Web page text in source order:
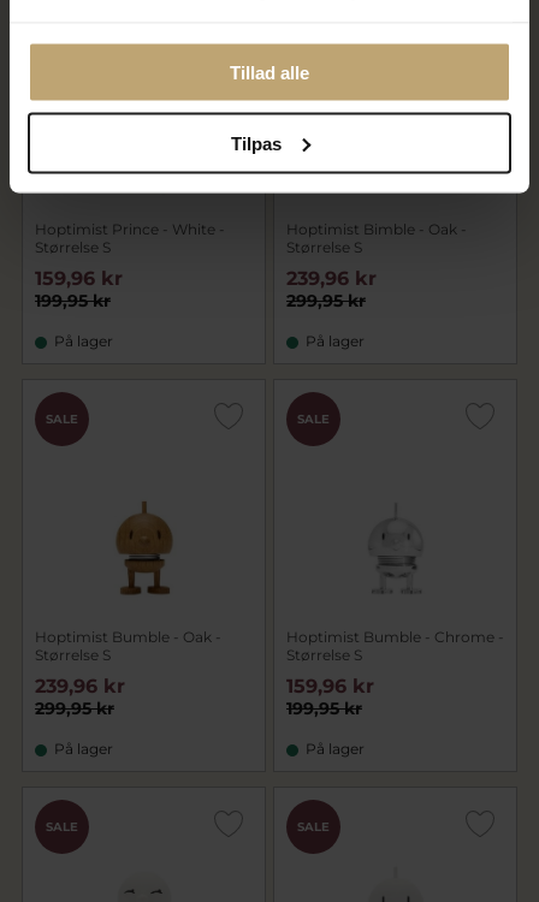
Tillad alle
Tilpas
Hoptimist Prince - White -
Størrelse S
199,95 kr
159,96 kr
På lager
Hoptimist Bimble - Oak -
Størrelse S
299,95 kr
239,96 kr
På lager
SALE
Hoptimist Bumble - Oak -
Størrelse S
299,95 kr
239,96 kr
På lager
SALE
Hoptimist Bumble - Chrome -
Størrelse S
199,95 kr
159,96 kr
På lager
SALE SALE